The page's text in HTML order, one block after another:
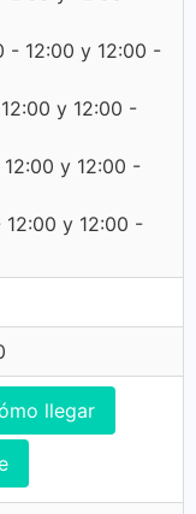
- 12:00 y 12:00 -
y 12:00 -
y 12:00 -
y 12:00 -
llegar